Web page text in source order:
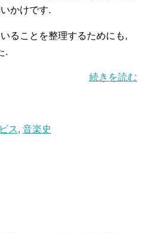
かけです.
ることを整理するためにも,
.
続きを読む
ス, 音楽史